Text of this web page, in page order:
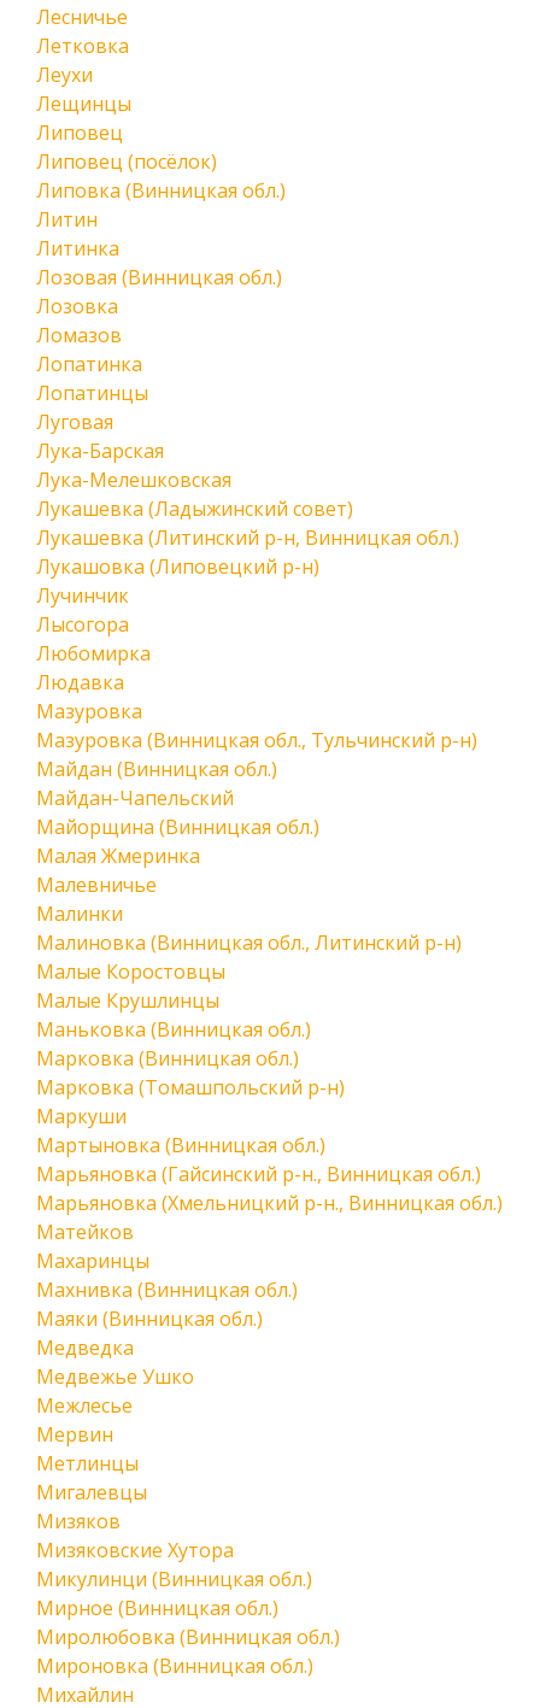
Лесничье
Летковка
Леухи
Лещинцы
Липовец
Липовец (посёлок)
Липовка (Винницкая обл.)
Литин
Литинка
Лозовая (Винницкая обл.)
Лозовка
Ломазов
Лопатинка
Лопатинцы
Луговая
Лука-Барская
Лука-Мелешковская
Лукашевка (Ладыжинский совет)
Лукашевка (Литинский р-н, Винницкая обл.)
Лукашовка (Липовецкий р-н)
Лучинчик
Лысогора
Любомирка
Людавка
Мазуровка
Мазуровка (Винницкая обл., Тульчинский р-н)
Майдан (Винницкая обл.)
Майдан-Чапельский
Майорщина (Винницкая обл.)
Малая Жмеринка
Малевничье
Малинки
Малиновка (Винницкая обл., Литинский р-н)
Малые Коростовцы
Малые Крушлинцы
Маньковка (Винницкая обл.)
Марковка (Винницкая обл.)
Марковка (Томашпольский р-н)
Маркуши
Мартыновка (Винницкая обл.)
Марьяновка (Гайсинский р-н., Винницкая обл.)
Марьяновка (Хмельницкий р-н., Винницкая обл.)
Матейков
Махаринцы
Махнивка (Винницкая обл.)
Маяки (Винницкая обл.)
Медведка
Медвежье Ушко
Межлесье
Мервин
Метлинцы
Мигалевцы
Мизяков
Мизяковские Хутора
Микулинци (Винницкая обл.)
Мирное (Винницкая обл.)
Миролюбовка (Винницкая обл.)
Мироновка (Винницкая обл.)
Михайлин